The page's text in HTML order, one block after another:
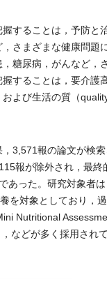
することは，予防と
さまざまな健康問題
糖尿病，がんなど，
することは，要介護
よび生活の質（
3,571報の論文が検
報が除外され，最
あった。研究対象者
を対象としており，
Nutritional
などが多く採用されて